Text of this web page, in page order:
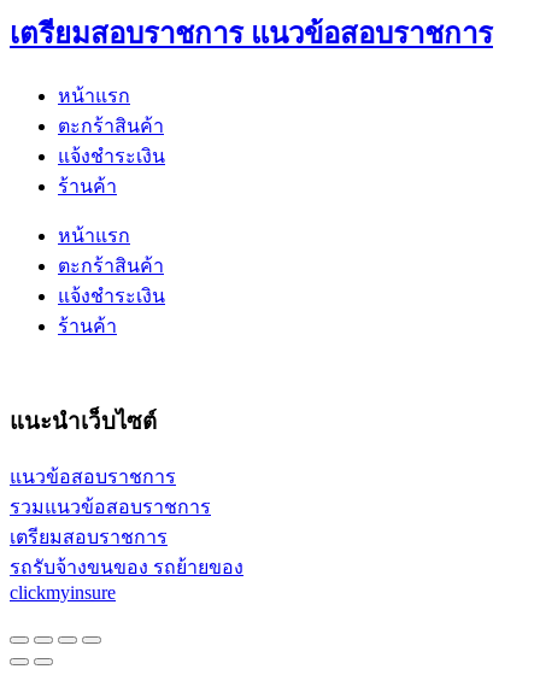
เตรียมสอบราชการ แนวข้อสอบราชการ
หน้าแรก
ตะกร้าสินค้า
แจ้งชำระเงิน
ร้านค้า
หน้าแรก
ตะกร้าสินค้า
แจ้งชำระเงิน
ร้านค้า
แนะนำเว็บไซต์
แนวข้อสอบราชการ
รวมแนวข้อสอบราชการ
เตรียมสอบราชการ
รถรับจ้างขนของ รถย้ายของ
clickmyinsure